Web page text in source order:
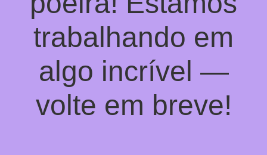
trabalhando em
algo incrível —
volte em breve!